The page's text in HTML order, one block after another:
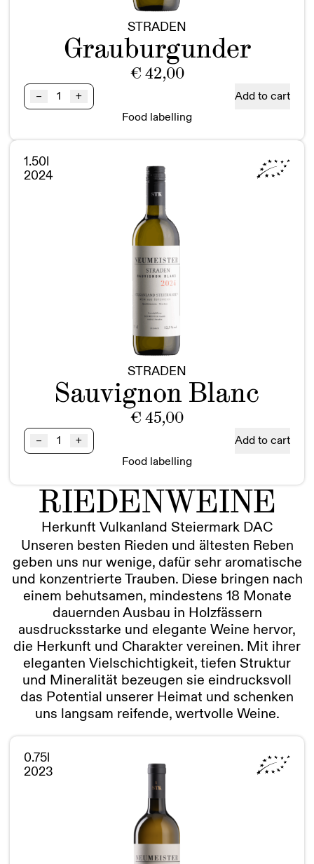
STRADEN
Grauburgunder
€ 42,00
–
Grauburgunder
STRADEN
Vulkanland
DAC
Magnum
+
Add to cart
Food labelling
1.50l
2024
STRADEN
Sauvignon Blanc
€ 45,00
–
Sauvignon
Blanc
Vulkanland
Steiermark
DAC
Magnum
quantity
+
Add to cart
Food labelling
RIEDENWEINE
Herkunft Vulkanland Steiermark DAC
Unseren besten Rieden und ältesten Reben
geben uns nur wenige, dafür sehr aromatische
und konzentrierte Trauben. Diese bringen nach
einem behutsamen, mindestens 18 Monate
dauernden Ausbau in Holzfässern
ausdrucksstarke und elegante Weine hervor,
die Herkunft und Charakter vereinen. Mit ihrer
eleganten Vielschichtigkeit, tiefen Struktur
und Mineralität bezeugen sie eindrucksvoll
das Potential unserer Heimat und schenken
uns langsam reifende, wertvolle Weine.
0.75l
2023